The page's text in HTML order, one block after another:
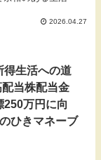
2026.04.27
得生活への道
配当株配当金
250万円に向
ひきマネーブ